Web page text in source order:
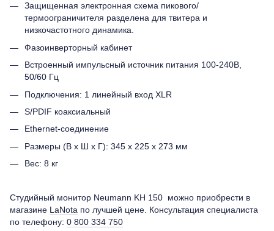
Защищенная электронная схема пикового/
термоограничителя разделена для твитера и
низкочастотного динамика.
Фазоинверторный кабинет
Встроенный импульсный источник питания 100-240В,
50/60 Гц
Подключения: 1 линейный вход XLR
S/PDIF коаксиальный
Ethernet-соединение
Размеры (В х Ш х Г): 345 х 225 х 273 мм
Вес: 8 кг
Студийный монитор Neumann KH 150 можно приобрести в
магазине LaNota по лучшей цене. Консультация специалиста
по телефону: 0 800 334 750